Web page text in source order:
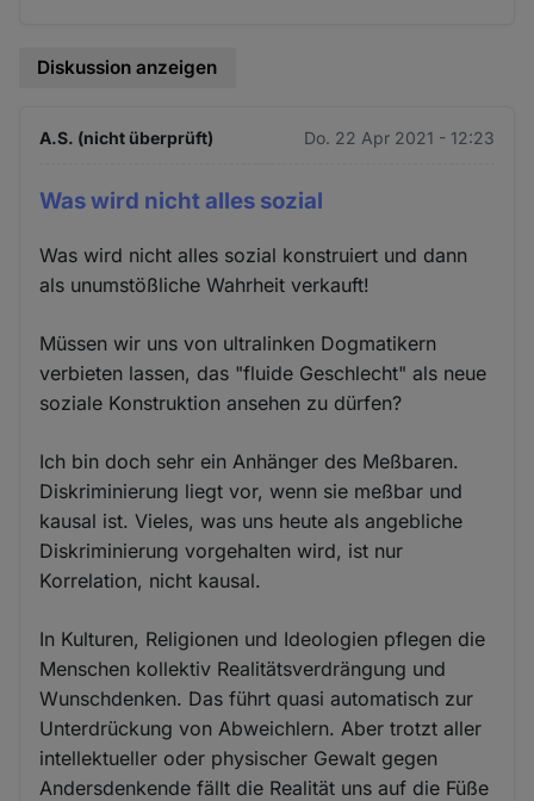
Diskussion anzeigen
A.S. (nicht überprüft) Do. 22 Apr 2021 - 12:23
Was wird nicht alles sozial
Was wird nicht alles sozial konstruiert und dann
als unumstößliche Wahrheit verkauft!
Müssen wir uns von ultralinken Dogmatikern
verbieten lassen, das "fluide Geschlecht" als neue
soziale Konstruktion ansehen zu dürfen?
Ich bin doch sehr ein Anhänger des Meßbaren.
Diskriminierung liegt vor, wenn sie meßbar und
kausal ist. Vieles, was uns heute als angebliche
Diskriminierung vorgehalten wird, ist nur
Korrelation, nicht kausal.
In Kulturen, Religionen und Ideologien pflegen die
Menschen kollektiv Realitätsverdrängung und
Wunschdenken. Das führt quasi automatisch zur
Unterdrückung von Abweichlern. Aber trotzt aller
intellektueller oder physischer Gewalt gegen
Andersdenkende fällt die Realität uns auf die Füße